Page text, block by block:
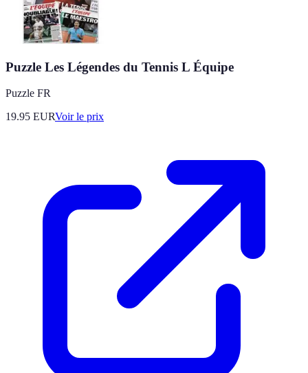
Puzzle Les Légendes du Tennis L Équipe
Puzzle FR
19.95 EURVoir le prix